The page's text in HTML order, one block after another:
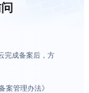
完成备案后，方
案管理办法》